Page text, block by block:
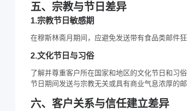
五、宗教与节日差异
1.宗教节日敏感期
在穆斯林斋月期间，应避免发送带有食品类邮件
2.文化节日与习俗
了解并尊重客户所在国家和地区的文化节日和习
节日期间发送与宗教无关或具有商业气息浓厚的邮
六、客户关系与信任建立差异